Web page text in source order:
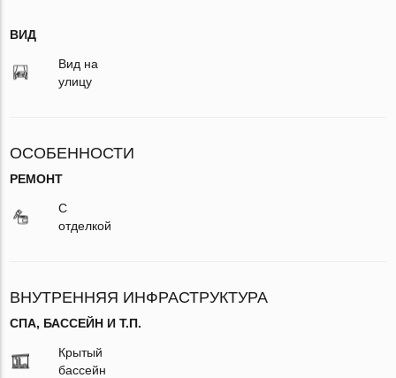
ВИД
Вид на
улицу
ОСОБЕННОСТИ
РЕМОНТ
С
отделкой
ВНУТРЕННЯЯ ИНФРАСТРУКТУРА
СПА, БАССЕЙН И Т.П.
Крытый
бассейн